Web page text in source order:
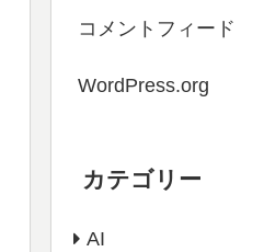
コメントフィード
WordPress.org
カテゴリー
AI